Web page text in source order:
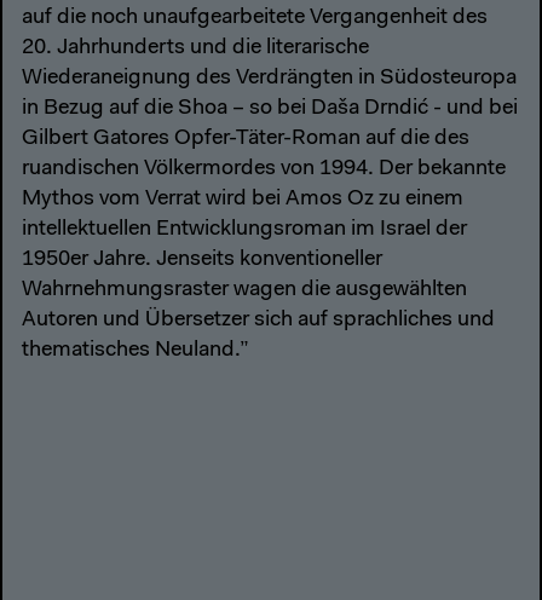
auf die noch unaufgearbeitete Vergangenheit des
20. Jahrhunderts und die literarische
Wiederaneignung des Verdrängten in Südosteuropa
in Bezug auf die Shoa – so bei Daša Drndić - und bei
Gilbert Gatores Opfer-Täter-Roman auf die des
ruandischen Völkermordes von 1994. Der bekannte
Mythos vom Verrat wird bei Amos Oz zu einem
intellektuellen Entwicklungsroman im Israel der
1950er Jahre. Jenseits konventioneller
Wahrnehmungsraster wagen die ausgewählten
Autoren und Übersetzer sich auf sprachliches und
thematisches Neuland.”